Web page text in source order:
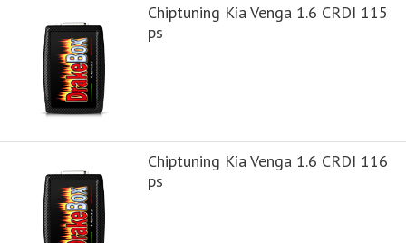
Chiptuning Kia Venga 1.6 CRDI 115
ps
Chiptuning Kia Venga 1.6 CRDI 116
ps